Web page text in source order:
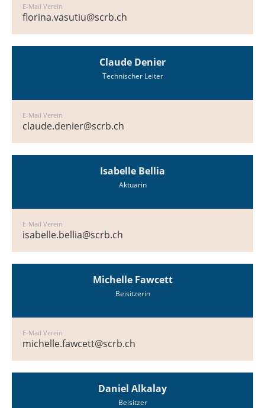
E-Mail Verein
florina.vasutiu@scrb.ch
Claude Denier
Technischer Leiter
E-Mail Verein
claude.denier@scrb.ch
Isabelle Bellia
Aktuarin
E-Mail Verein
isabelle.bellia@scrb.ch
Michelle Fawcett
Beisitzerin
E-Mail Verein
michelle.fawcett@scrb.ch
Daniel Alkalay
Beisitzer